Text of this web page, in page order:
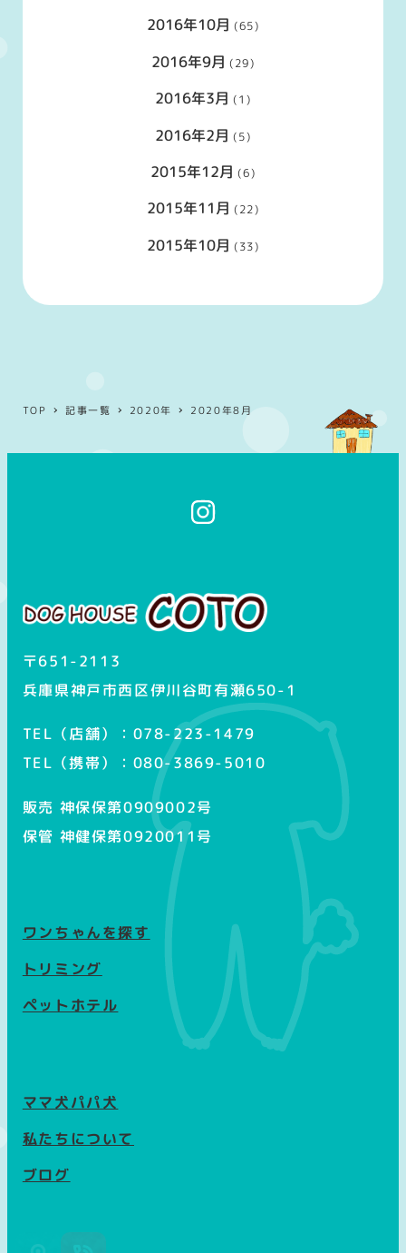
2016年10月 (65)
2016年9月 (29)
2016年3月 (1)
2016年2月 (5)
2015年12月 (6)
2015年11月 (22)
2015年10月 (33)
TOP 記事一覧 2020年 2020年8月
ム
〒651-2113
兵庫県神戸市西区伊川谷町有瀬650-1
TEL（店舗）：078-223-1479
TEL（携帯）：080-3869-5010
販売 神保保第0909002号
保管 神健保第0920011号
ワンちゃんを探す
トリミング
ペットホテル
ママ犬パパ犬
私たちについて
ブログ